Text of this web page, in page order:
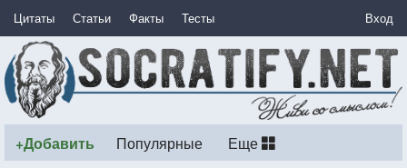
Цитаты Статьи Факты Тесты Вход
+Добавить Популярные Еще